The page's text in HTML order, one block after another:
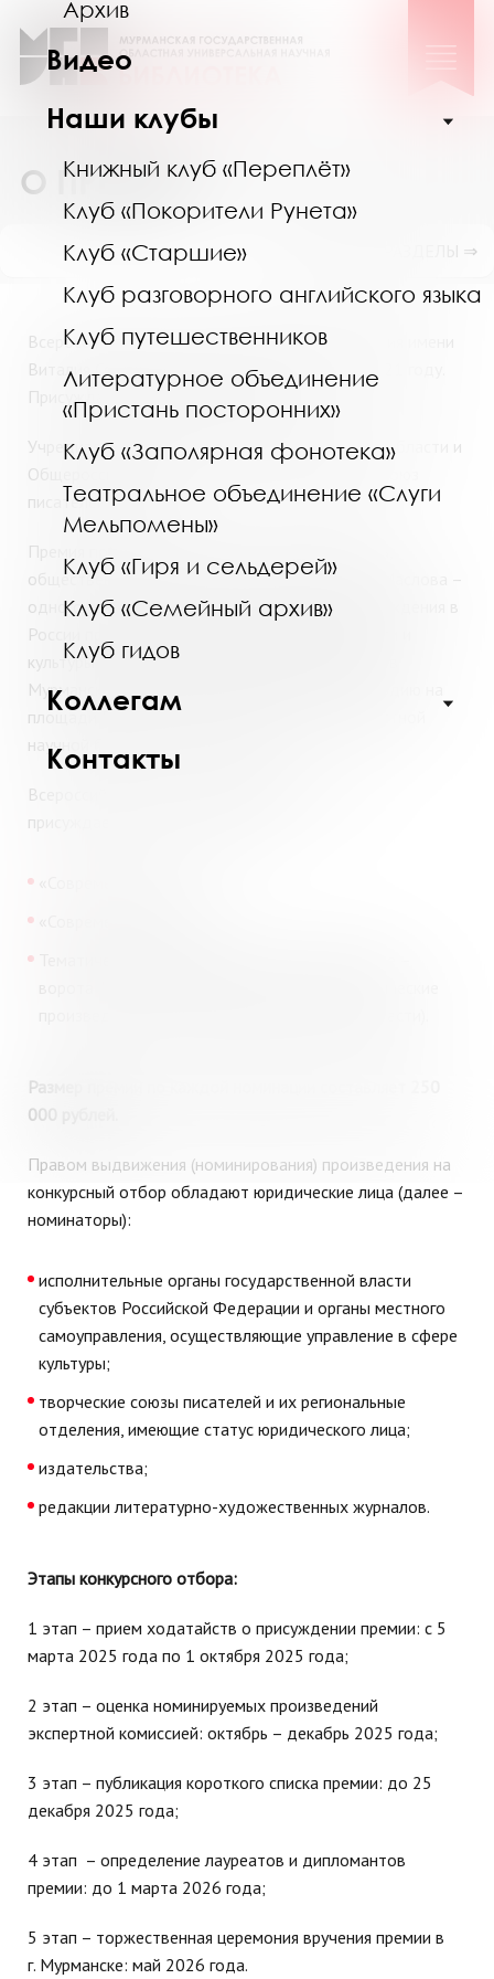
Архив
Видео
Наши клубы
Книжный клуб «Переплёт»
Клуб «Покорители Рунета»
Клуб «Старшие»
Клуб разговорного английского языка
Клуб путешественников
Литературное объединение
«Пристань посторонних»
Клуб «Заполярная фонотека»
Театральное объединение «Слуги
Мельпомены»
Клуб «Гиря и сельдерей»
Клуб «Семейный архив»
Клуб гидов
Коллегам
Контакты
О ПРЕМИИ
Всероссийская Арктическая литературная премия имени
Виталия Семеновича Маслова учреждена в 2021 году.
Присуждается один раз в два года.
Учредители премии–Губернатор Мурманской области и
Общероссийская общественная организация «Союз
писателей России».
Премия посвящена памяти писателя, полярника,
общественного деятеля Виталия Семеновича Маслова
–
одного из инициаторов и организаторов возрождения в
России праздника Дня славянской письменности и
культуры в 1986 году. По инициативе писателя в
Мурманске появился памятник Кириллу и Мефодию на
площади Первоучителей перед зданием областной
научной библиотеки в 1990 году.
Всероссийская Арктическая премия его имени
присуждается в трех номинациях:
Размер премии по каждой номинации составляет 250
000 рублей.
Правом выдвижения (номинирования) произведения на
конкурсный отбор обладают юридические лица (далее –
номинаторы):
исполнительные органы государственной власти
субъектов Российской Федерации и органы местного
самоуправления, осуществляющие управление в сфере
культуры;
творческие союзы писателей и их региональные
отделения, имеющие статус юридического лица;
издательства;
редакции литературно-художественных журналов.
Этапы конкурсного отбора:
1 этап – прием ходатайств о присуждении премии: с 5
марта 2025 года по 1 октября 2025 года;
2 этап – оценка номинируемых произведений
экспертной комиссией: октябрь – декабрь 2025 года;
3 этап – публикация короткого списка премии: до 25
декабря 2025 года;
4 этап – определение лауреатов и дипломантов
премии: до 1 марта 2026 года;
5 этап – торжественная церемония вручения премии в
г. Мурманске: май 2026 года.
ПОКАЗАТЬ ПОДРАЗДЕЛЫ ⇒